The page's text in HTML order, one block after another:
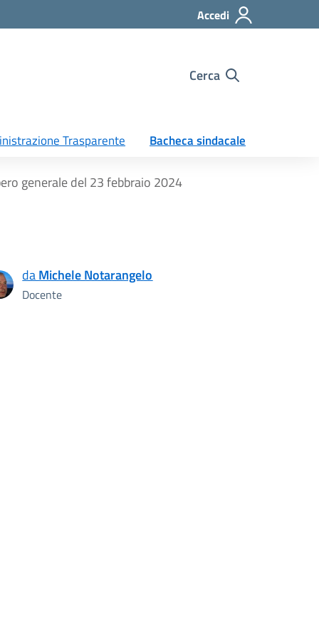
Accedi
Cerca
Trasparente Bacheca sindacale
generale del 23 febbraio 2024
daMichele Notarangelo
Docente